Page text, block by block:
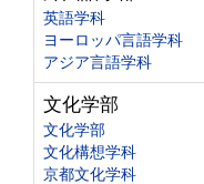
英語学科
ヨーロッパ言語学科
アジア言語学科
文化学部
文化学部
文化構想学科
京都文化学科